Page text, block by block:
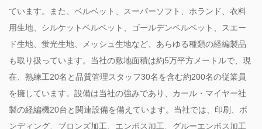
ています。また、ベルベット、スーパーソフト、ホランド、衣料
用生地、シルケットベルベット、ゴールデンベルベット、スエー
ド生地、蛍光生地、メッシュ生地など、あらゆる種類の経編製品
も取り扱っています。当社の敷地面積は約5万平方メートルで、現
在、熟練工20名と品質管理スタッフ30名を含む約200名の従業員
を擁しています。設備は当社の強みであり、カール・マイヤー社
製の経編機20台と関連設備を備えています。当社では、印刷、ボ
ンディング、ブロンズ加工、エンボス加工、グルーエンボス加工